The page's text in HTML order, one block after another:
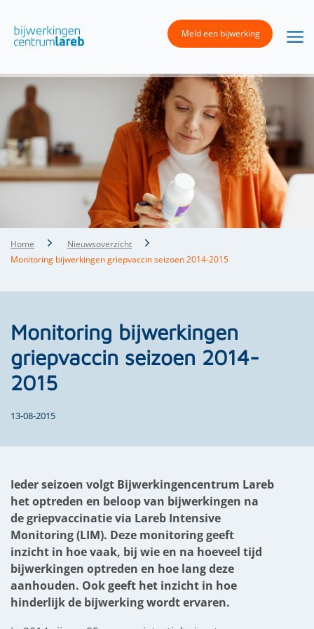
Meld een bijwerking
Home
Nieuwsoverzicht
Monitoring bijwerkingen griepvaccin seizoen 2014-2015
Monitoring bijwerkingen
griepvaccin seizoen 2014-
2015
13-08-2015
Ieder seizoen volgt Bijwerkingencentrum Lareb
het optreden en beloop van bijwerkingen na
de griepvaccinatie via Lareb Intensive
Monitoring (LIM). Deze monitoring geeft
inzicht in hoe vaak, bij wie en na hoeveel tijd
bijwerkingen optreden en hoe lang deze
aanhouden. Ook geeft het inzicht in hoe
hinderlijk de bijwerking wordt ervaren.